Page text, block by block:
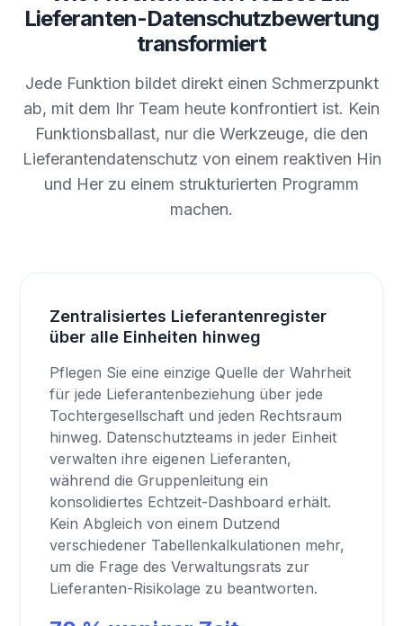
Lieferanten-Datenschutzbewertung
transformiert
Jede Funktion bildet direkt einen Schmerzpunkt
ab, mit dem Ihr Team heute konfrontiert ist. Kein
Funktionsballast, nur die Werkzeuge, die den
Lieferantendatenschutz von einem reaktiven Hin
und Her zu einem strukturierten Programm
machen.
Zentralisiertes Lieferantenregister
über alle Einheiten hinweg
Pflegen Sie eine einzige Quelle der Wahrheit
für jede Lieferantenbeziehung über jede
Tochtergesellschaft und jeden Rechtsraum
hinweg. Datenschutzteams in jeder Einheit
verwalten ihre eigenen Lieferanten,
während die Gruppenleitung ein
konsolidiertes Echtzeit-Dashboard erhält.
Kein Abgleich von einem Dutzend
verschiedener Tabellenkalkulationen mehr,
um die Frage des Verwaltungsrats zur
Lieferanten-Risikolage zu beantworten.